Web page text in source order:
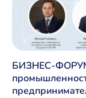
БИЗНЕС-